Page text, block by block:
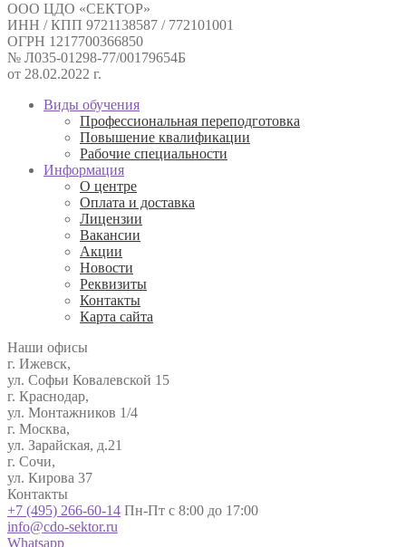
ООО ЦДО «СЕКТОР»
ИНН / КПП 9721138587 / 772101001
ОГРН 1217700366850
№ Л035-01298-77/00179654Б
от 28.02.2022 г.
Виды обучения
Профессиональная переподготовка
Повышение квалификации
Рабочие специальности
Информация
О центре
Оплата и доставка
Лицензии
Вакансии
Акции
Новости
Реквизиты
Контакты
Карта сайта
Наши офисы
г. Ижевск,
ул. Софьи Ковалевской 15
г. Краснодар,
ул. Монтажников 1/4
г. Москва,
ул. Зарайская, д.21
г. Сочи,
ул. Кирова 37
Контакты
+7 (495) 266-60-14 Пн-Пт с 8:00 до 17:00
info@cdo-sektor.ru
Whatsapp